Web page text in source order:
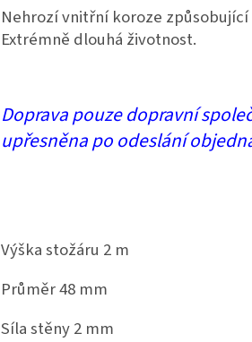
Nehrozí vnitřní koroze
Extrémně dlouhá životnost.
Doprava pouze dopravní
upřesněna po odeslání
Výška stožáru 2 m
Průměr48 mm
Síla stěny2 mm